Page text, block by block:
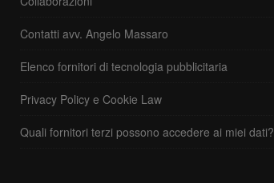
Contatti avv. Angelo Massaro
Elenco fornitori di tecnologia pubblicitaria
Privacy Policy e Cookie Law
Quali fornitori terzi possono accedere ai miei dati?